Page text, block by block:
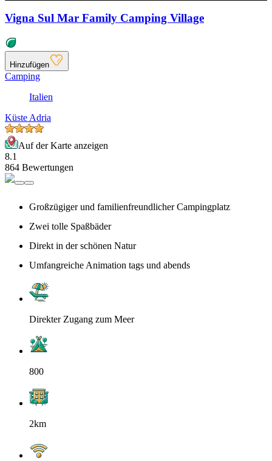
Vigna Sul Mar Family Camping Village
Hinzufügen
Camping
Italien
Küste Adria
Auf der Karte anzeigen
8.1
864 Bewertungen
Großzügiger und familienfreundlicher Campingplatz
Zwei tolle Spaßbäder
Direkt in der schönen Natur
Umfangreiche Animation tags und abends
Direkter Zugang zum Meer
800
2km